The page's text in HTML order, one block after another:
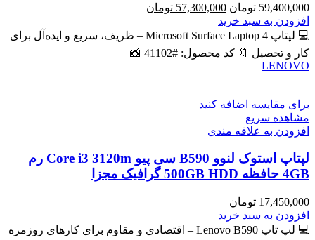
59,400,000 تومان قیمت
اصلی
59,400,000 تومان
57,300,000 تومان
57,300,000 تومان
است.
افزودن به سبد خرید
💻 لپتاپ Microsoft Surface Laptop 4 – ظریف، سریع و ایده‌آل برای
کار و تحصیل 🔖 کد محصول: #41102 📸
LENOVO
برای مقایسه اضافه کنید
مشاهده سریع
افزودن به علاقه مندی
لپتاپ استوک لنوو B590 سی پیو Core i3 3120m رم
4GB حافظه 500GB HDD گرافیک مجزا
17,450,000 تومان
افزودن به سبد خرید
💻 لپ تاپ Lenovo B590 – اقتصادی و مقاوم برای کارهای روزمره